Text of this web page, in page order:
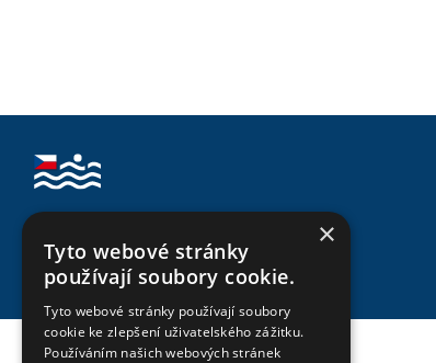
Asociace biobazénů a jezírek - ABAJ
sídlo: Údolní 33, 602 00 Brno
×
Tyto webové stránky
používají soubory cookie.
Tyto webové stránky používají soubory
cookie ke zlepšení uživatelského zážitku.
Používáním našich webových stránek